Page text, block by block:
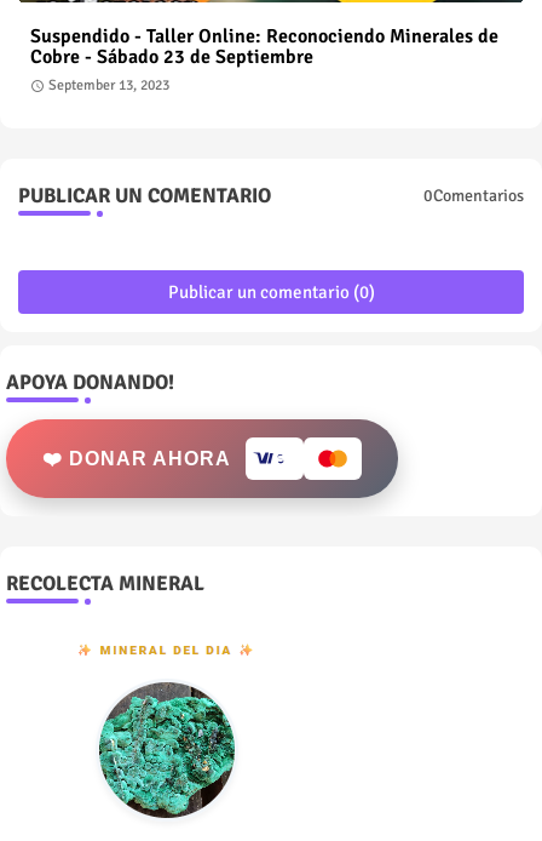
Suspendido - Taller Online: Reconociendo Minerales de
Cobre - Sábado 23 de Septiembre
September 13, 2023
PUBLICAR UN COMENTARIO 0Comentarios
Publicar un comentario (0)
APOYA DONANDO!
❤️ DONAR AHORA
RECOLECTA MINERAL